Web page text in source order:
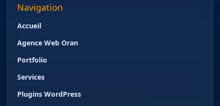
Navigation
Accueil
Agence Web Oran
Portfolio
Services
Plugins WordPress